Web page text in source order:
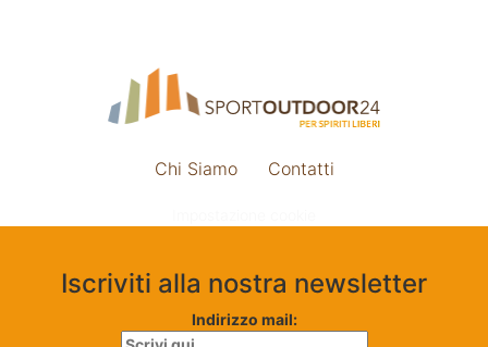
Chi Siamo Contatti
Iscriviti alla nostra newsletter
Indirizzo mail: